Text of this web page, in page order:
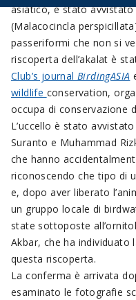
asiatico, è stato avvistato
(Malacocincla
passeriformi che non si
riscoperta dell’akalat è
Club’s journalBirdingASIA
wildlife conservation,
occupa di conservazione
L’uccello è stato
Suranto e Muhammad
che hanno
riconoscendo che tipo di
e, dopo aver liberato
un gruppo locale di
state sottoposte
Akbar, che ha individuato
questa riscoperta.
La conferma è arrivata
esaminato le fotografie